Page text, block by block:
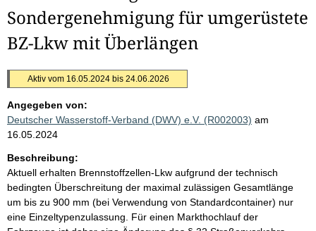
Sondergenehmigung für umgerüstete
BZ-Lkw mit Überlängen
Aktiv vom 16.05.2024 bis 24.06.2026
Angegeben von:
Deutscher Wasserstoff-Verband (DWV) e.V. (R002003) am
16.05.2024
Beschreibung:
Aktuell erhalten Brennstoffzellen-Lkw aufgrund der technisch
bedingten Überschreitung der maximal zulässigen Gesamtlänge
um bis zu 900 mm (bei Verwendung von Standardcontainer) nur
eine Einzeltypenzulassung. Für einen Markthochlauf der